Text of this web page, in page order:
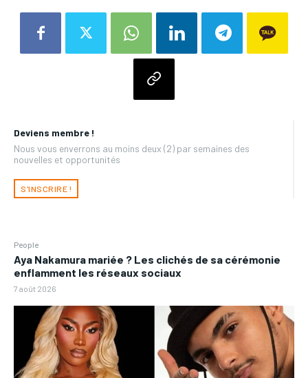
Deviens membre !
Nous vous enverrons au moins deux (2) par semaines des
nouvelles et opportunités
S'INSCRIRE !
People
Aya Nakamura mariée ? Les clichés de sa cérémonie
enflamment les réseaux sociaux
7 août 2026